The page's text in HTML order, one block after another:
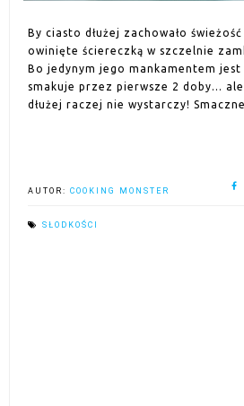
By ciasto dłużej zachowało
owinięte ściereczką w szczelnie
Bo jedynym jego mankamentem
smakuje przez pierwsze 2 doby...
dłużej raczej nie wystarczy!
AUTOR: COOKING MONSTER
SŁODKOŚCI